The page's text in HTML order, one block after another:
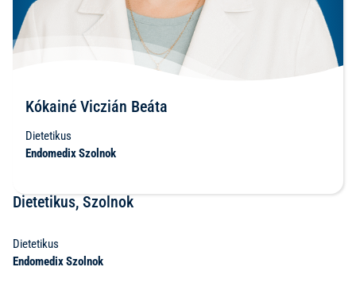
Kókainé Viczián Beáta
Dietetikus
Endomedix Szolnok
Dietetikus, Szolnok
Dietetikus
Endomedix Szolnok